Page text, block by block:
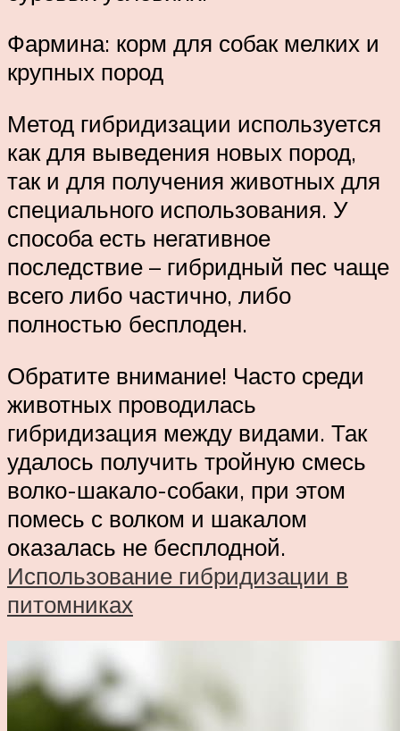
Фармина: корм для собак мелких и
крупных пород
Метод гибридизации используется
как для выведения новых пород,
так и для получения животных для
специального использования. У
способа есть негативное
последствие – гибридный пес чаще
всего либо частично, либо
полностью бесплоден.
Обратите внимание! Часто среди
животных проводилась
гибридизация между видами. Так
удалось получить тройную смесь
волко-шакало-собаки, при этом
помесь с волком и шакалом
оказалась не бесплодной.
Использование гибридизации в
питомниках